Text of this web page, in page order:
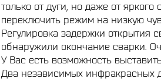
только от дуги, но даже от
переключить режим на низкую
Регулировка задержки открытия
обнаружили окончание сварки.
У Вас есть возможность
Два независимых инфракрасных